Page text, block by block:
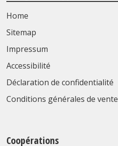
Home
Sitemap
Impressum
Accessibilité
Déclaration de confidentialité
Conditions générales de vente
Coopérations